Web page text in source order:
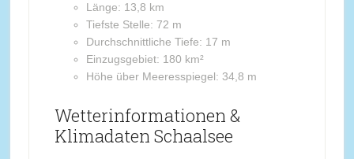
Länge: 13,8 km
Tiefste Stelle: 72 m
Durchschnittliche Tiefe: 17 m
Einzugsgebiet: 180 km²
Höhe über Meeresspiegel: 34,8 m
Wetterinformationen &
Klimadaten Schaalsee